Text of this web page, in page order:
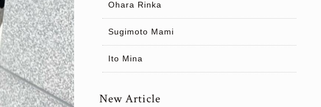
Ohara Rinka
Sugimoto Mami
Ito Mina
New Article